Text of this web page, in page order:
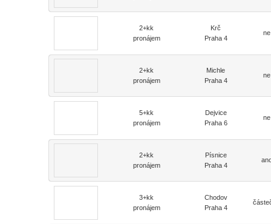
2+kk
pronájem
Krč
Praha 4
ne
2+kk
pronájem
Michle
Praha 4
ne
5+kk
pronájem
Dejvice
Praha 6
ne
2+kk
pronájem
Písnice
Praha 4
3+kk
pronájem
Chodov
Praha 4